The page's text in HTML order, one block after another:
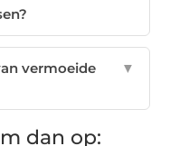
vermoeide
▼
dan op: